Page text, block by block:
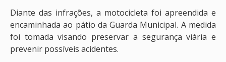
Diante das infrações, a motocicleta foi apreendida e
encaminhada ao pátio da Guarda Municipal. A medida
foi tomada visando preservar a segurança viária e
prevenir possíveis acidentes.